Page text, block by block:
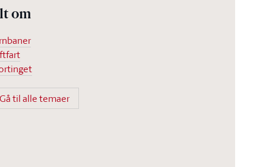
om
Gå til alle temaer